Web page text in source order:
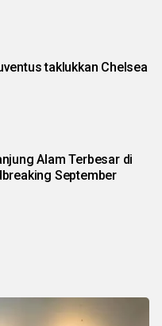
taklukkan Chelsea
Alam Terbesar di
September